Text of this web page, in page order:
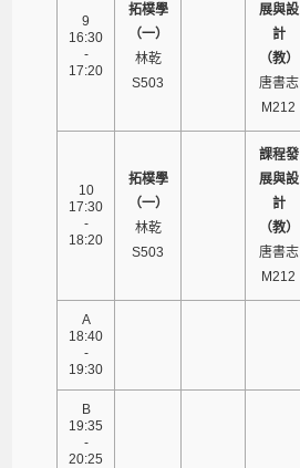
9
16:30
-
17:20
拓樸學
（一）
林乾
S503
展與設
計
（教）
唐書志
M212
10
17:30
-
18:20
拓樸學
（一）
林乾
S503
課程發
展與設
計
（教）
唐書志
M212
A
18:40
-
19:30
B
19:35
-
20:25